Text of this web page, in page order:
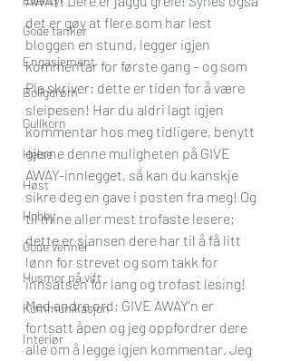
Gode tanker
Engasjement
Boligdrøm
Gullkorn
Helse
Høst
Hobby
Gode venner
Husmor på vift
Kommunikasjon
Interiør
det er gøy at flere som har lest
bloggen en stund, legger igjen
kommentar for første gang – og som
Piaskriver; dette er tiden for å være
sleipesen! Har du aldri lagt igjen
kommentar hos meg tidligere, benytt
gjerne denne muligheten på GIVE
AWAY-innlegget, så kan du kanskje
sikre deg en gave i posten fra meg! Og
til mine aller mest trofaste lesere;
dette er sjansen dere har til å få litt
lønn for strevet og som takk for
innsatsen for lang og trofast lesing!
Med andre ord; GIVE AWAY’n er
fortsatt åpen og jeg oppfordrer dere
alle om å legge igjen kommentar. Jeg